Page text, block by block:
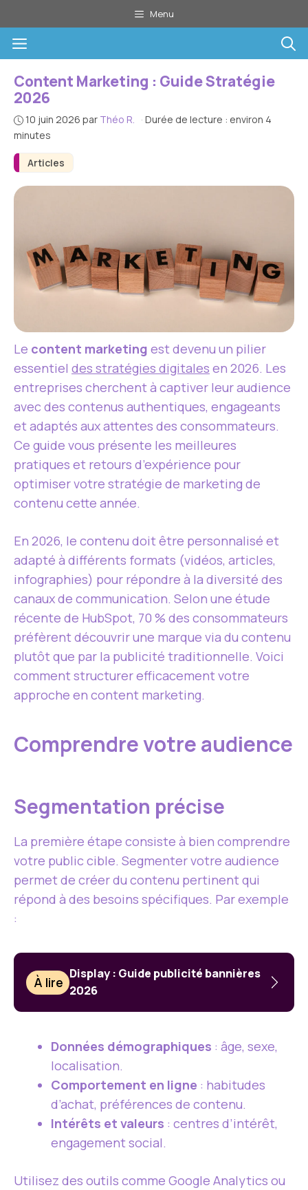
au
contenu
Menu
Menu
Articles
Content Marketing : Guide Stratégie
2026
10 juin 2026 par Théo R. · Durée de lecture : environ 4
minutes
Le content marketing est devenu un pilier
essentiel des stratégies digitales en 2026. Les
entreprises cherchent à captiver leur audience
avec des contenus authentiques, engageants
et adaptés aux attentes des consommateurs.
Ce guide vous présente les meilleures
pratiques et retours d’expérience pour
optimiser votre stratégie de marketing de
contenu cette année.
En 2026, le contenu doit être personnalisé et
adapté à différents formats (vidéos, articles,
infographies) pour répondre à la diversité des
canaux de communication. Selon une étude
récente de HubSpot, 70 % des consommateurs
préfèrent découvrir une marque via du contenu
plutôt que par la publicité traditionnelle. Voici
comment structurer efficacement votre
approche en content marketing.
Comprendre votre audience
Segmentation précise
La première étape consiste à bien comprendre
votre public cible. Segmenter votre audience
permet de créer du contenu pertinent qui
répond à des besoins spécifiques. Par exemple
:
À lire
Display : Guide publicité bannières
2026
Données démographiques : âge, sexe,
localisation.
Comportement en ligne : habitudes
d’achat, préférences de contenu.
Intérêts et valeurs : centres d’intérêt,
engagement social.
Utilisez des outils comme Google Analytics ou